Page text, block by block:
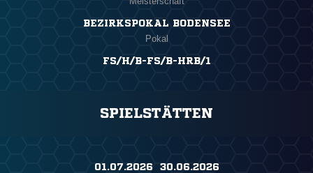
BEZIRKSPOKAL BODENSEE
Pokal
FS/H/B-FS/B-HRB/1
SPIELSTÄTTEN
01.07.2026 ​ 30.06.2026